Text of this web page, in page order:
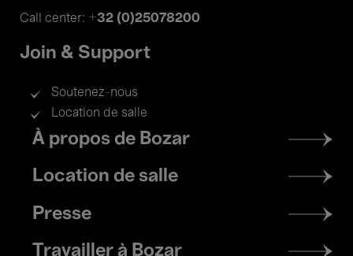
Call center: +32 (0)25078200
Join & Support
Soutenez-nous
Location de salle
Footer
menu
À propos de Bozar
Location de salle
Presse
Travailler à Bozar